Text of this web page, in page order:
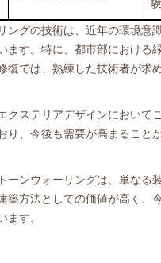
験
ングの技術は、近年の環境意
ます。特に、都市部における
復では、熟練した技術者が求
クステリアデザインにおいて
り、今後も需要が高まること
ーンウォーリングは、単なる
築方法としての価値が高く、
ます。